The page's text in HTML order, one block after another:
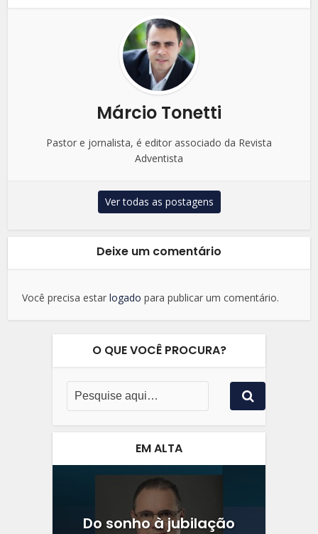
Márcio Tonetti
Pastor e jornalista, é editor associado da Revista
Adventista
Ver todas as postagens
Deixe um comentário
Você precisa estarlogado para publicar um comentário.
O QUE VOCÊ PROCURA?
EM ALTA
Do sonho à jubilação